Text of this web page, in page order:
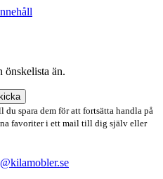
än.
spara dem för att fortsätta handla på
favoriter i ett mail till dig själv eller